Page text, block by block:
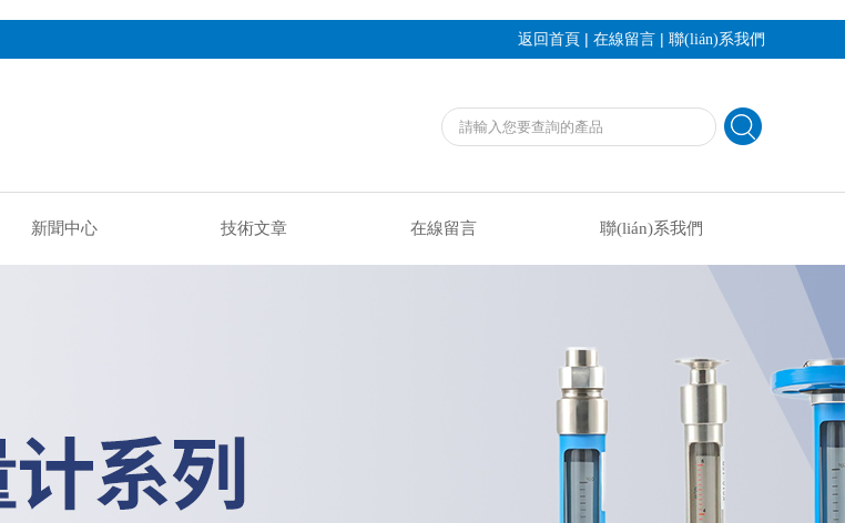
返回首頁 | 在線留言 | 聯(lián)系我們
新聞中心 技術文章 在線留言 聯(lián)系我們